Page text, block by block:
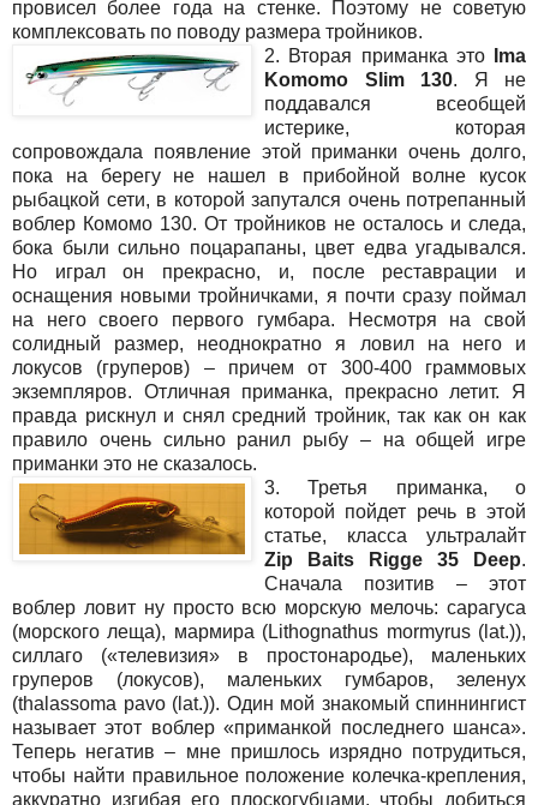
провисел более года на стенке. Поэтому не советую
комплексовать по поводу размера тройников.
2. Вторая приманка это
Ima
Komomo Slim 130. Я не
поддавался всеобщей
истерике, которая
сопровождала появление этой приманки очень долго,
пока на берегу не нашел в прибойной волне кусок
рыбацкой сети, в которой запутался очень потрепанный
воблер Комомо 130. От тройников не осталось и следа,
бока были сильно поцарапаны, цвет едва угадывался.
Но играл он прекрасно, и, после реставрации и
оснащения новыми тройничками, я почти сразу поймал
на него своего первого гумбара. Несмотря на свой
солидный размер, неоднократно я ловил на него и
локусов (груперов) – причем от 300-400 граммовых
экземпляров. Отличная приманка, прекрасно летит. Я
правда рискнул и снял средний тройник, так как он как
правило очень сильно ранил рыбу – на общей игре
приманки это не сказалось.
3. Третья приманка, о
которой пойдет речь в этой
статье, класса ультралайт
Zip Baits Rigge 35 Deep.
Сначала позитив – этот
воблер ловит ну просто всю морскую мелочь: сарагуса
(морского леща), мармира (Lithognathus mormyrus (lat.)),
силлаго («телевизия» в простонародье), маленьких
груперов (локусов), маленьких гумбаров, зеленух
(thalassoma pavo (lat.)). Один мой знакомый спиннингист
называет этот воблер «приманкой последнего шанса».
Теперь негатив – мне пришлось изрядно потрудиться,
чтобы найти правильное положение колечка-крепления,
аккуратно изгибая его плоскогубцами, чтобы добиться